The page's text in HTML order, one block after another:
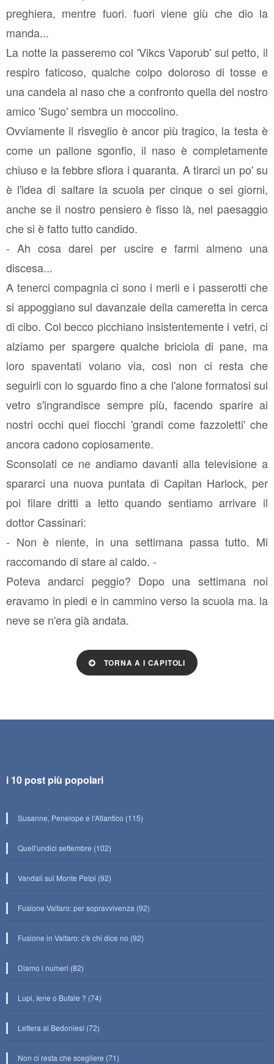
preghiera, mentre fuori. fuori viene giù che dio la
manda...
La notte la passeremo col 'Vikcs Vaporub' sul petto, il
respiro faticoso, qualche colpo doloroso di tosse e
una candela al naso che a confronto quella del nostro
amico 'Sugo' sembra un moccolino.
Ovviamente il risveglio è ancor più tragico, la testa è
come un pallone sgonfio, il naso è completamente
chiuso e la febbre sfiora i quaranta. A tirarci un po' su
è l'idea di saltare la scuola per cinque o sei giorni,
anche se il nostro pensiero è fisso là, nel paesaggio
che si è fatto tutto candido.
- Ah cosa darei per uscire e farmi almeno una
discesa...
A tenerci compagnia ci sono i merli e i passerotti che
si appoggiano sul davanzale della cameretta in cerca
di cibo. Col becco picchiano insistentemente i vetri, ci
alziamo per spargere qualche briciola di pane, ma
loro spaventati volano via, così non ci resta che
seguirli con lo sguardo fino a che l'alone formatosi sul
vetro s'ingrandisce sempre più, facendo sparire ai
nostri occhi quei fiocchi 'grandi come fazzoletti' che
ancora cadono copiosamente.
Sconsolati ce ne andiamo davanti alla televisione a
spararci una nuova puntata di Capitan Harlock, per
poi filare dritti a letto quando sentiamo arrivare il
dottor Cassinari:
- Non è niente, in una settimana passa tutto. Mi
raccomando di stare al caldo. -
Poteva andarci peggio? Dopo una settimana noi
eravamo in piedi e in cammino verso la scuola ma. la
neve se n'era già andata.
TORNA A I CAPITOLI
i 10 post più popolari
Susanne, Penelope e l'Atlantico (115)
Quell'undici settembre (102)
Vandali sul Monte Pelpi (92)
Fusione Valtaro: per sopravvivenza (92)
Fusione in Valtaro: c'è chi dice no (92)
Diamo i numeri (82)
Lupi, Iene o Bufale ? (74)
Lettera ai Bedoniesi (72)
Non ci resta che scegliere (71)